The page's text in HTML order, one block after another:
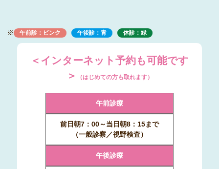
※ 午前診：ピンク 午後診：青 休診：緑
＜インターネット予約も可能です
＞
（はじめての方も取れます）
午前診療
前日朝7：00～当日朝8：15まで
（一般診察／視野検査）
午後診療